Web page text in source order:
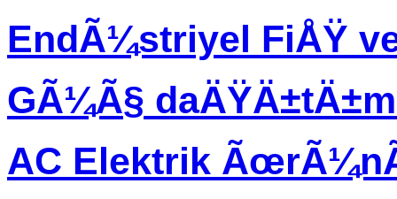
EndÃ¼striyel FiÅŸ
GÃ¼Ã§
AC Elektrik